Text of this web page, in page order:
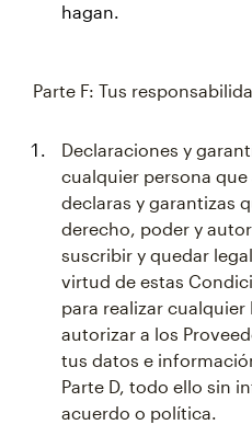
hagan.
Parte F: Tus
Declaraciones y
cualquier persona
declaras y garantizas
derecho, poder y
suscribir y quedar
virtud de estas
para realizar cualquier
autorizar a los
tus datos e
Parte D, todo ello sin
acuerdo o política.